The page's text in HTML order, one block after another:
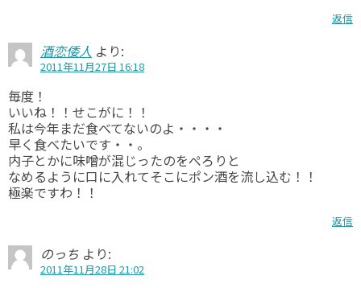
返信
酒恋倭人 より:
2011年11月27日 16:18
毎度！
いいね！！せこがに！！
私は今年まだ食べてないのよ・・・・
早く食べたいです・・。
内子とかに味噌が混じったのをぺろりと
なめるように口に入れてそこにポン酒を流し込む！！
極楽ですわ！！
返信
のっち より:
2011年11月28日 21:02